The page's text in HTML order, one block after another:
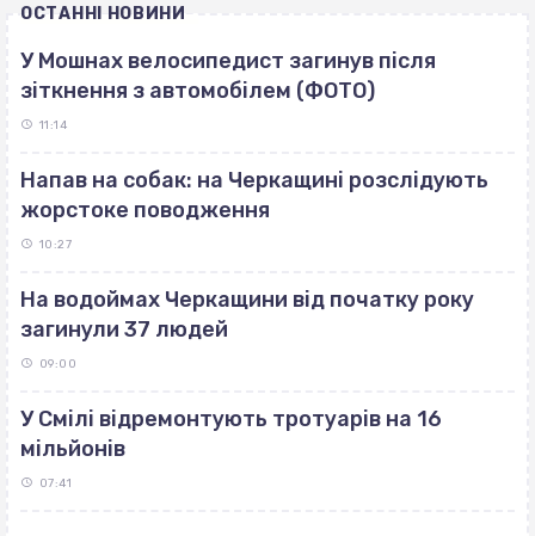
ОСТАННІ НОВИНИ
У Мошнах велосипедист загинув після
зіткнення з автомобілем (ФОТО)
11:14
Напав на собак: на Черкащині розслідують
жорстоке поводження
10:27
На водоймах Черкащини від початку року
загинули 37 людей
09:00
У Смілі відремонтують тротуарів на 16
мільйонів
07:41